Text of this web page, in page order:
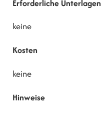
Erforderliche Unterlagen
keine
Kosten
keine
Hinweise